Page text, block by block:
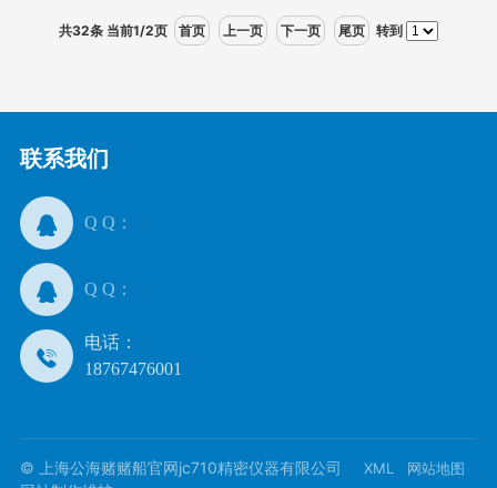
共32条 当前1/2页 首页 上一页 下一页 尾页 转到
联系我们
Q Q：
Q Q：
电话：
18767476001
XML 网站地图